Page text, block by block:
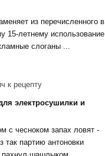
из перечисленного в
15-летнему использование
слоганы ...
к рецепту
электросушилки и
с чесноком запах ловят -
так партию антоновки